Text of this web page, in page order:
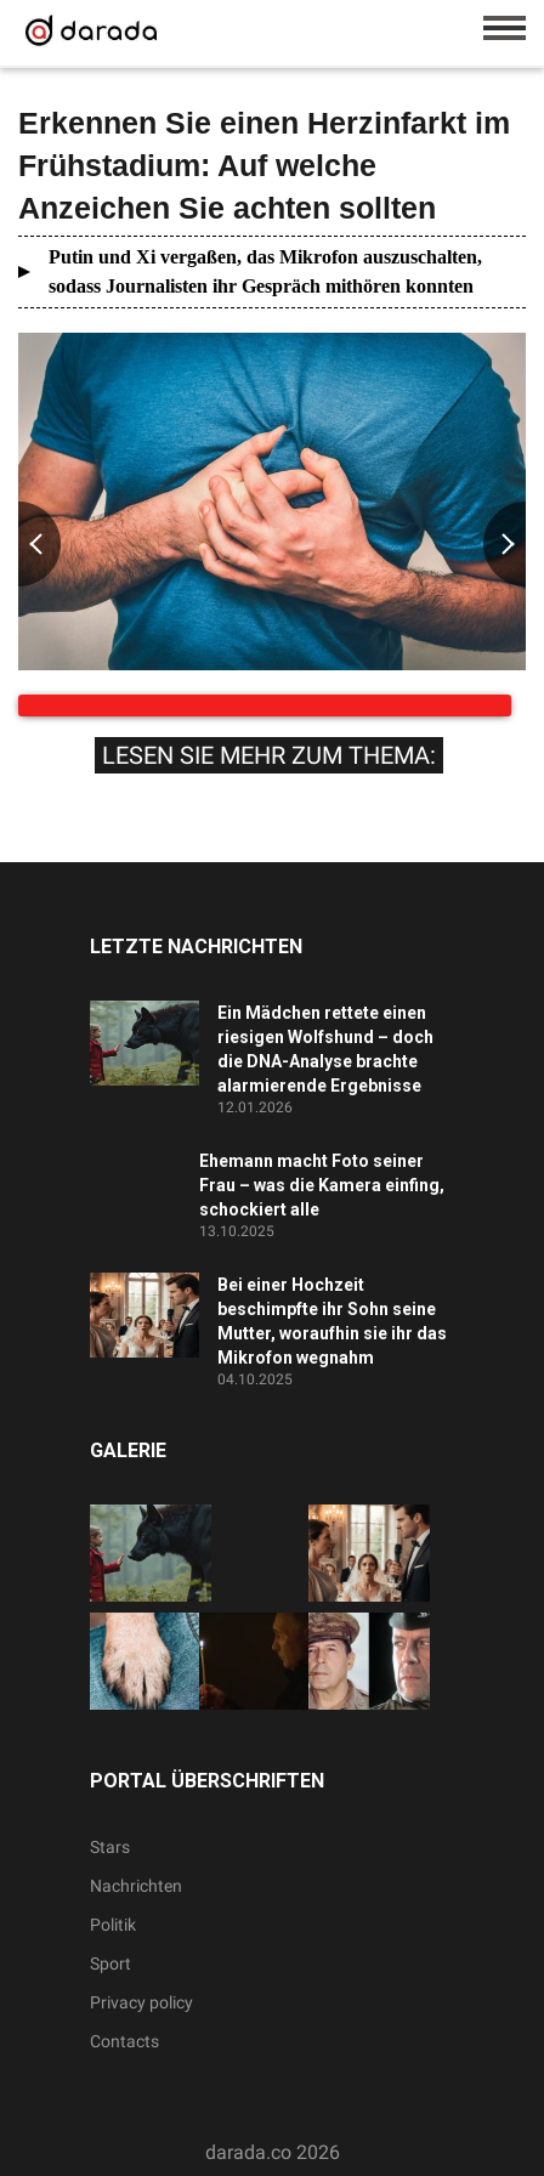
Erkennen Sie einen Herzinfarkt im
Frühstadium: Auf welche
Anzeichen Sie achten sollten
Putin und Xi vergaßen, das Mikrofon auszuschalten,
sodass Journalisten ihr Gespräch mithören konnten
LESEN SIE MEHR ZUM THEMA:
LETZTE NACHRICHTEN
Ein Mädchen rettete einen
riesigen Wolfshund – doch
die DNA-Analyse brachte
alarmierende Ergebnisse
12.01.2026
Ehemann macht Foto seiner
Frau – was die Kamera einfing,
schockiert alle
13.10.2025
Bei einer Hochzeit
beschimpfte ihr Sohn seine
Mutter, woraufhin sie ihr das
Mikrofon wegnahm
04.10.2025
GALERIE
PORTAL ÜBERSCHRIFTEN
Stars
Nachrichten
Politik
Sport
Privacy policy
Contacts
darada.co 2026